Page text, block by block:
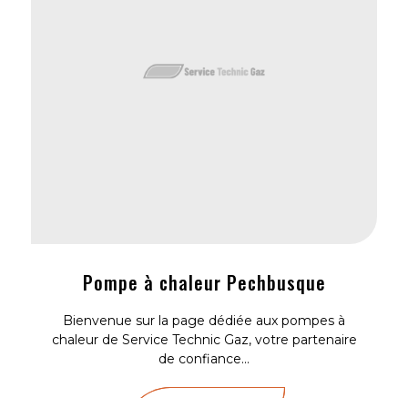
Pompe à chaleur Pechbusque
Bienvenue sur la page dédiée aux pompes à
chaleur de Service Technic Gaz, votre partenaire
de confiance...